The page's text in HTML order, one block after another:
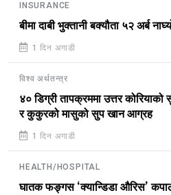
INSURANCE
बीमा दाबी भुक्तानी बक्यौता ५२ अर्ब
1 दिन अगाडी
विश्व अर्थतन्त्र
४० डिग्री तापक्रममा उत्तर कोरियाको
र कुकुरको मासुको सुप खान आग्रह
1 दिन अगाडी
HEALTH/HOSPITAL
घातक फङ्गस ‘क्यान्डिडा औरिस’